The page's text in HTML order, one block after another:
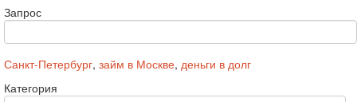
Запрос
Санкт-Петербург, займ в Москве, деньги в долг
Категория